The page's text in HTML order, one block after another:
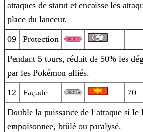
attaques de statut et encaisse les
place du lanceur.
09 Protection —
Pendant 5 tours, réduit de 50% les
par les Pokémon alliés.
12 Façade 70
Double la puissance de l’attaque si le
empoisonnée, brûlé ou paralysé.